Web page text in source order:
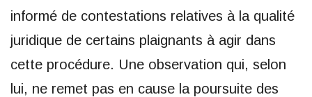
informé de contestations relatives à la qualité
juridique de certains plaignants à agir dans
cette procédure. Une observation qui, selon
lui, ne remet pas en cause la poursuite des